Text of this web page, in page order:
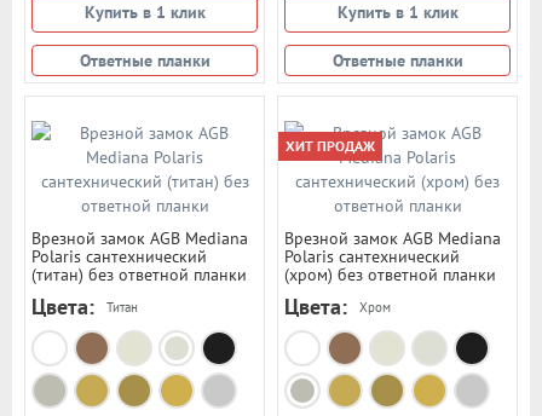
Купить в 1 клик
Ответные планки
Купить в 1 клик
Ответные планки
Врезной замок AGB Mediana
Polaris сантехнический
(титан) без ответной планки
Цвета: Титан
ХИТ ПРОДАЖ
Врезной замок AGB Mediana
Polaris сантехнический
(хром) без ответной планки
Цвета: Хром